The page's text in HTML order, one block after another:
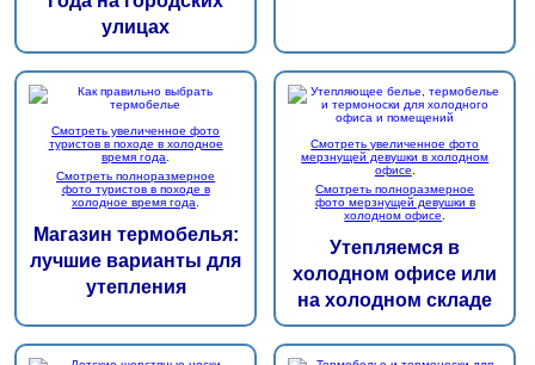
улицах
Смотреть увеличенное фото
туристов в походе в холодное
время года.
Смотреть полноразмерное
фото туристов в походе в
холодное время года.
Магазин термобелья:
лучшие варианты для
утепления
Смотреть увеличенное фото
мерзнущей девушки в холодном
офисе.
Смотреть полноразмерное
фото мерзнущей девушки в
холодном офисе.
Утепляемся в
холодном офисе или
на холодном складе